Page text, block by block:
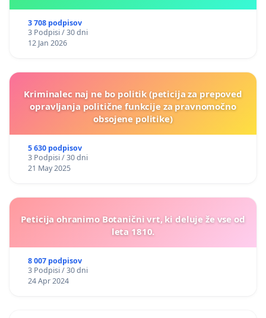
3 708 podpisov
3 Podpisi / 30 dni
12 Jan 2026
Kriminalec naj ne bo politik (peticija za prepoved
opravljanja politične funkcije za pravnomočno
obsojene politike)
5 630 podpisov
3 Podpisi / 30 dni
21 May 2025
Peticija ohranimo Botanični vrt, ki deluje že vse od
leta 1810.
8 007 podpisov
3 Podpisi / 30 dni
24 Apr 2024